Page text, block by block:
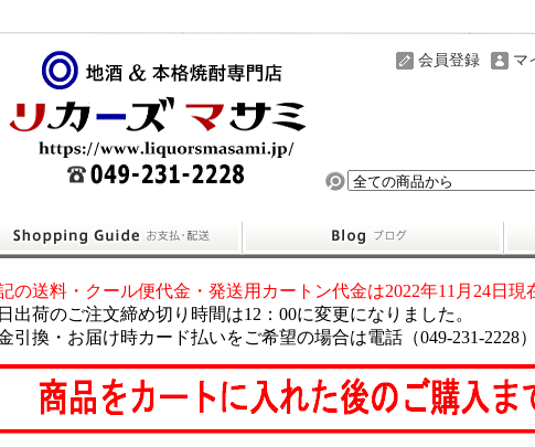
マ
会員登録
の送料・クール便代金・発送用カートン代金は2022年11月24日現
出荷のご注文締め切り時間は12：00に変更になりました。
引換・お届け時カード払いをご希望の場合は電話（049-231-2228